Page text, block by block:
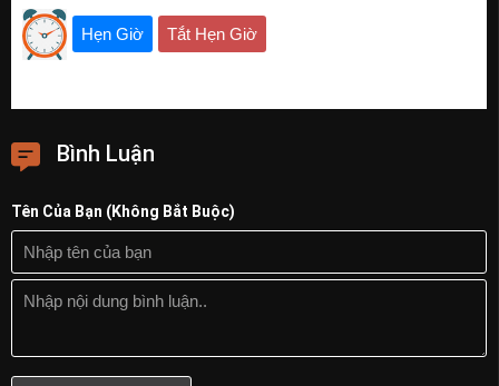
Hẹn Giờ Tắt Hẹn Giờ
Bình Luận
Tên Của Bạn (Không Bắt Buộc)